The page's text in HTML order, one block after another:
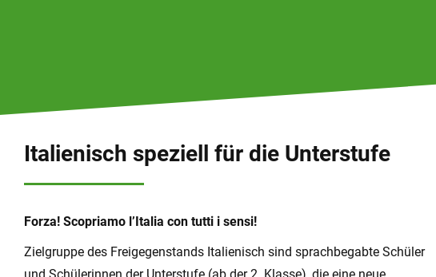
Italienisch speziell für die Unterstufe
Forza! Scopriamo l’Italia con tutti i sensi!
Zielgruppe des Freigegenstands Italienisch sind sprachbegabte Schüler